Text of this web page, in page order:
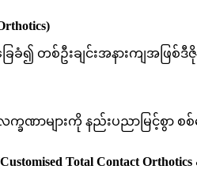
၍ တစ်ဦးချင်းအနားကျအဖြစ်ဒီ
ာများကို နည်းပညာမြင့်စွာ စစ်ဆ
Total Contact Orthotics &